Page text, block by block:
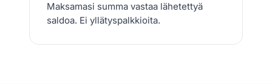
Maksamasi summa vastaa lähetettyä
saldoa. Ei yllätyspalkkioita.